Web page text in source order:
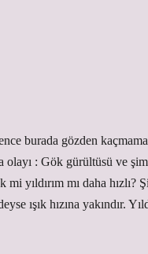
burada gözden
olayı : Gök gürültüsü ve
yıldırım mı daha hızlı?
ışık hızına yakındır.